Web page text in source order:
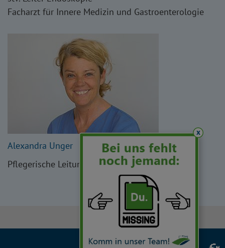
Facharzt für Innere Medizin und Gastroenterologie
Alexandra Unger
Pflegerische Leitung Endoskopie
x